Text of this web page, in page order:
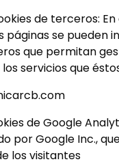
de terceros: En
páginas se pueden
que permitan
servicios que
de Google
por Google Inc.,
los visitantes